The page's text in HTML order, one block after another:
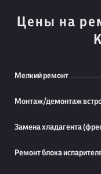
Цены на
Мелкий ремонт
Монтаж/демонтаж
Замена хладагента
Ремонт блока